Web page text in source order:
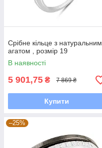
Срібне кільце з натуральним
агатом , розмір 19
В наявності
5 901,75 ₴ 7 869 ₴
Купити
–25%